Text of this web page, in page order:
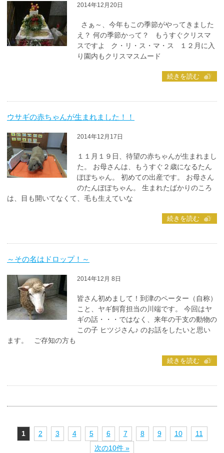
2014年12月20日
さぁ～、今年もこの季節がやってきました
え？ 何の季節かって？ もうすぐクリスマ
スですよ ク・リ・ス・マ・ス １２月に入
り園内もクリスマスムード
続きを読む
ウサギの赤ちゃんが生まれました！！
2014年12月17日
１１月１９日、待望の赤ちゃんが生まれまし
た。 お母さんは、もうすぐ２歳になるたん
ぽぽちゃん。 初めての出産です。 お母さん
のたんぽぽちゃん。 生まれたばかりのころ
は、目も開いてなくて、毛も生えていな
続きを読む
～その名はドロップ！～
2014年12月 8日
皆さん初めまして！到津のペーター（自称）
こと、ヤギ飼育担当の川端です。 今回はヤ
ギの話・・・ではなく、来年の干支の動物の
この子 ヒツジさん♪ のお話をしたいと思い
ます。 ご存知の方も
続きを読む
1 2 3 4 5 6 7 8 9 10
11
次の10件 »